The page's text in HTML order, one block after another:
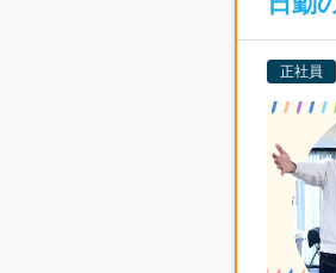
正社員